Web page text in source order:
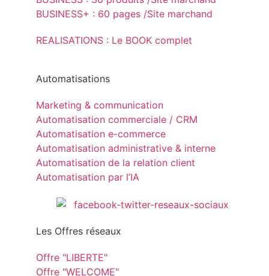
BUSINESS+ : 60 pages /Site marchand
REALISATIONS : Le BOOK complet
Automatisations
Marketing & communication
Automatisation commerciale / CRM
Automatisation e-commerce
Automatisation administrative & interne
Automatisation de la relation client
Automatisation par l’IA
Les Offres réseaux
Offre "LIBERTE"
Offre "WELCOME"